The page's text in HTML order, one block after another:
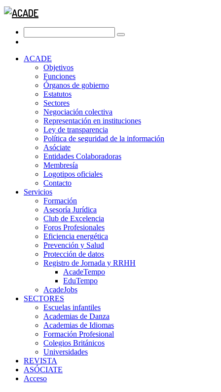
ACADE
Objetivos
Funciones
Órganos de gobierno
Estatutos
Sectores
Negociación colectiva
Representación en instituciones
Ley de transparencia
Política de seguridad de la información
Asóciate
Entidades Colaboradoras
Membresía
Logotipos oficiales
Contacto
Servicios
Formación
Asesoría Jurídica
Club de Excelencia
Foros Profesionales
Eficiencia energética
Prevención y Salud
Protección de datos
Registro de Jornada y RRHH
AcadeTempo
EduTempo
AcadeJobs
SECTORES
Escuelas infantiles
Academias de Danza
Academias de Idiomas
Formación Profesional
Colegios Británicos
Universidades
REVISTA
ASÓCIATE
Acceso